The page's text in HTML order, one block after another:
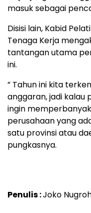
masuk sebagai
Disisi lain, Kabid
Tenaga Kerja
tantangan utama
ini.
” Tahun ini kita
anggaran, jadi kalau
ingin
perusahaan yang
satu provinsi atau
pungkasnya.
Penulis :Joko